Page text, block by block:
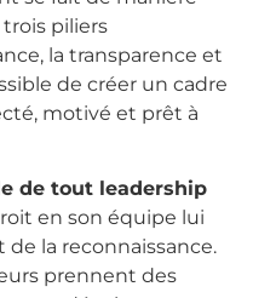
piliers
la transparence et
de créer un cadre
motivé et prêt à
de tout leadership
en son équipe lui
la reconnaissance.
prennent des